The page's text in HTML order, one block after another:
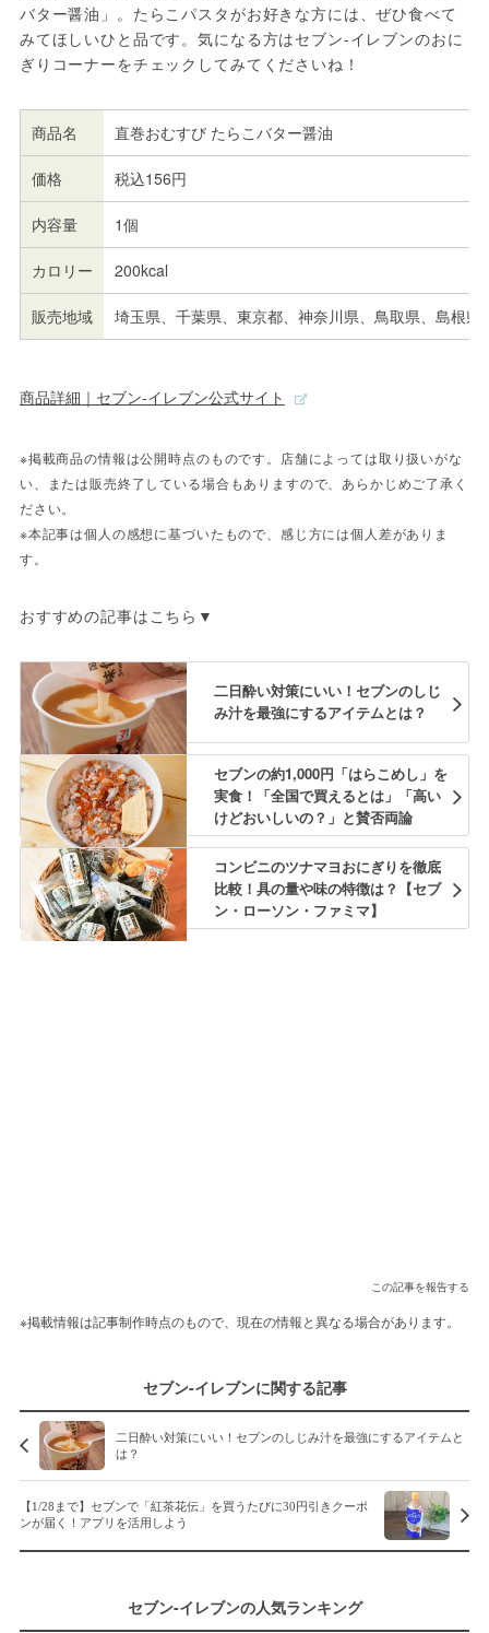
バター醤油」。たらこパスタがお好きな方には、ぜひ食べて
みてほしいひと品です。気になる方はセブン-イレブンのおに
ぎりコーナーをチェックしてみてくださいね！
商品名 直巻おむすび たらこバター醤油
価格 税込156円
内容量 1個
カロリー 200kcal
販売地域 埼玉県、千葉県、東京都、神奈川県、鳥取県、島根県
商品詳細｜セブン-イレブン公式サイト
※掲載商品の情報は公開時点のものです。店舗によっては取り扱いがな
い、または販売終了している場合もありますので、あらかじめご了承く
ださい。
※本記事は個人の感想に基づいたもので、感じ方には個人差がありま
す。
おすすめの記事はこちら▼
二日酔い対策にいい！セブンのしじ
み汁を最強にするアイテムとは？
セブンの約1,000円「はらこめし」を
実食！「全国で買えるとは」「高い
けどおいしいの？」と賛否両論
コンビニのツナマヨおにぎりを徹底
比較！具の量や味の特徴は？【セブ
ン・ローソン・ファミマ】
この記事を報告する
※掲載情報は記事制作時点のもので、現在の情報と異なる場合があります。
セブン-イレブンに関する記事
二日酔い対策にいい！セブンのしじみ汁を最強にするアイテムと
は？
【1/28まで】セブンで「紅茶花伝」を買うたびに30円引きクーポ
ンが届く！アプリを活用しよう
セブン-イレブンの人気ランキング